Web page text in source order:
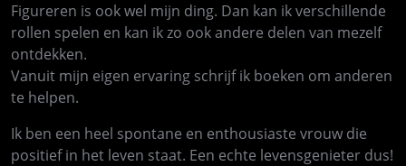
Figureren is ook wel mijn ding. Dan kan ik verschillende
rollen spelen en kan ik zo ook andere delen van mezelf
ontdekken.
Vanuit mijn eigen ervaring schrijf ik boeken om anderen
te helpen.
Ik ben een heel spontane en enthousiaste vrouw die
positief in het leven staat. Een echte levensgenieter dus!